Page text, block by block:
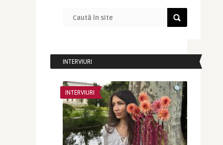
INTERVIURI
INTERVIURI